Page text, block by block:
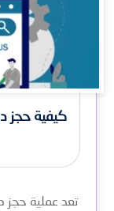
كيفية حجز
تعد عملية حجز